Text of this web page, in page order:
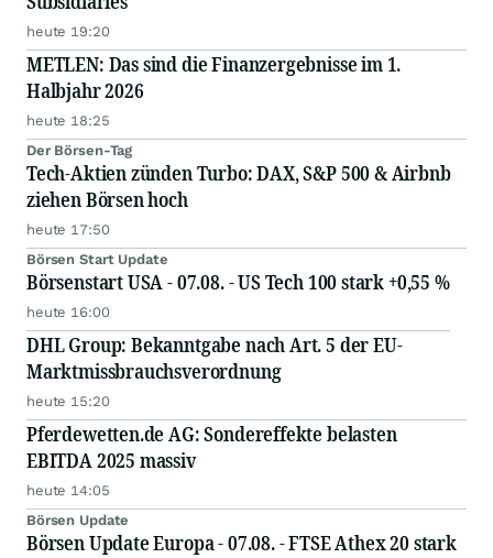
heute 19:20
METLEN: Das sind die Finanzergebnisse im 1.
Halbjahr 2026
heute 18:25
Der Börsen-Tag
Tech-Aktien zünden Turbo: DAX, S&P 500 & Airbnb
ziehen Börsen hoch
heute 17:50
Börsen Start Update
Börsenstart USA - 07.08. - US Tech 100 stark +0,55 %
heute 16:00
DHL Group: Bekanntgabe nach Art. 5 der EU-
Marktmissbrauchsverordnung
heute 15:20
Pferdewetten.de AG: Sondereffekte belasten
EBITDA 2025 massiv
heute 14:05
Börsen Update
Börsen Update Europa - 07.08. - FTSE Athex 20 stark